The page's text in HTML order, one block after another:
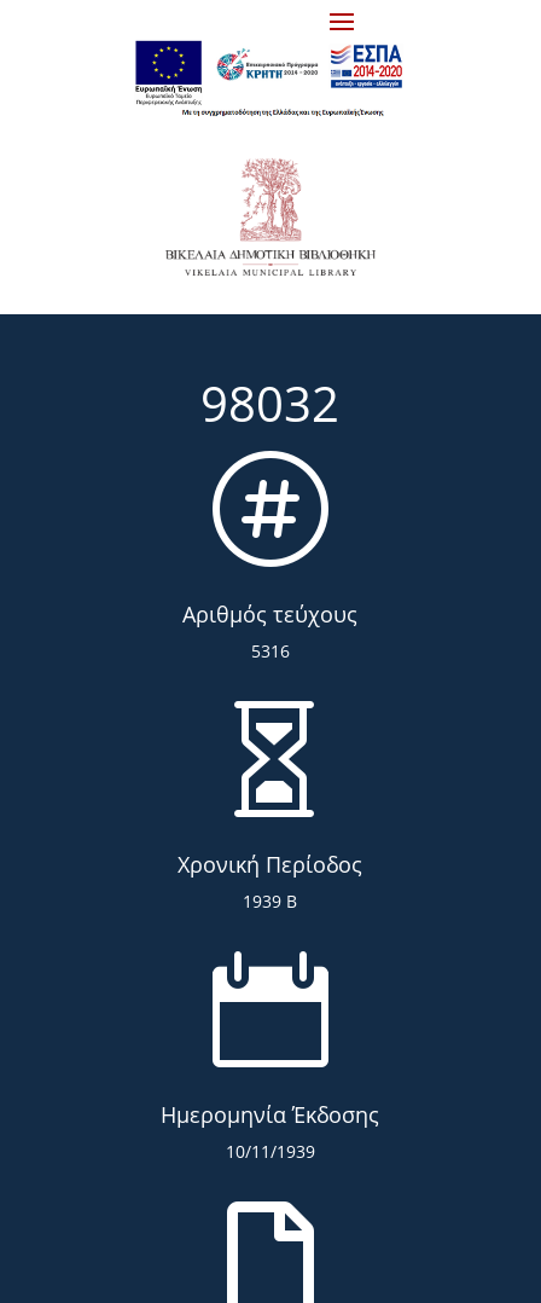
98032

Αριθμός τεύχους
5316

Χρονική Περίοδος
1939 Β

Ημερομηνία Έκδοσης
10/11/1939
